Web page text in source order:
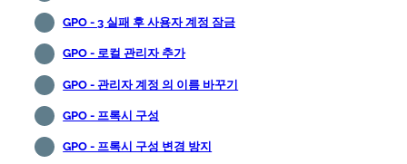
GPO - 3 실패 후 사용자 계정 잠금
GPO - 로컬 관리자 추가
GPO - 관리자 계정 의 이름 바꾸기
GPO - 프록시 구성
GPO - 프록시 구성 변경 방지